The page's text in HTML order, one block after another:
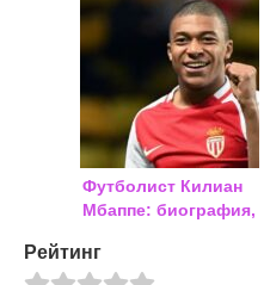
жизнь
Футболист Килиан
Мбаппе: биография,
Рейтинг